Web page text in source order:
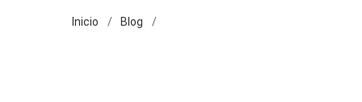
Inicio Blog